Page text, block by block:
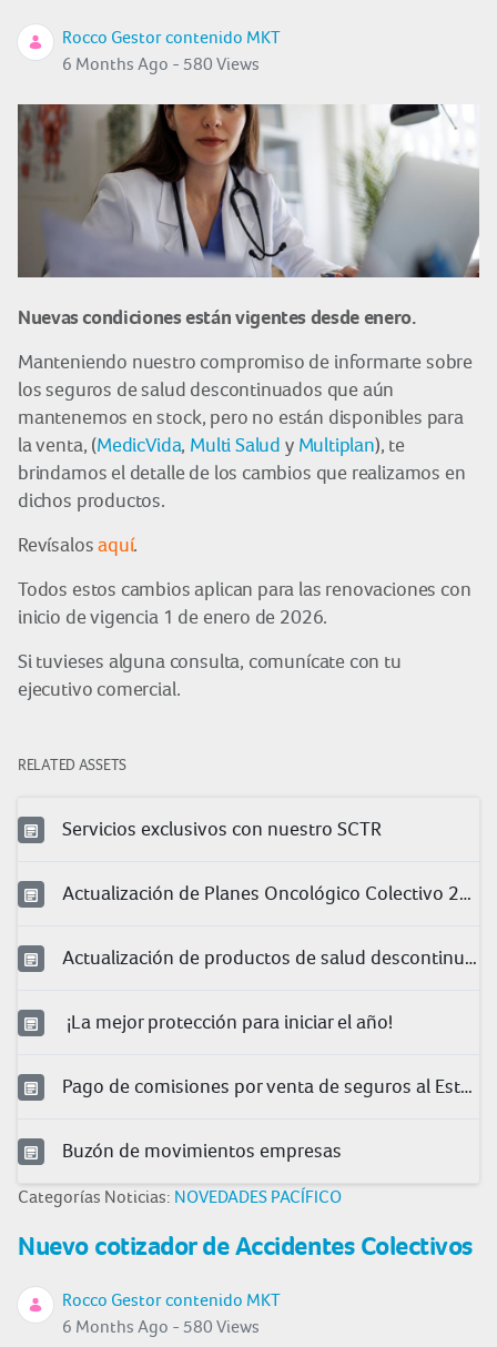
Rocco Gestor contenido MKT
6 Months Ago - 580 Views
Nuevas condiciones están vigentes desde enero.
Manteniendo nuestro compromiso de informarte sobre
los seguros de salud descontinuados que aún
mantenemos en stock, pero no están disponibles para
la venta, (MedicVida, Multi Salud y Multiplan), te
brindamos el detalle de los cambios que realizamos en
dichos productos.
Revísalosaquí.
Todos estos cambios aplican para las renovaciones con
inicio de vigencia 1 de enero de 2026.
Si tuvieses alguna consulta, comunícate con tu
ejecutivo comercial.
RELATED ASSETS
Servicios exclusivos con nuestro SCTR
Actualización de Planes Oncológico Colectivo 2025
Actualización de productos de salud descontinuados 2026
¡La mejor protección para iniciar el año!
Pago de comisiones por venta de seguros al Estado
Buzón de movimientos empresas
Categorías Noticias: NOVEDADES PACÍFICO
Nuevo cotizador de Accidentes Colectivos
Rocco Gestor contenido MKT
6 Months Ago - 580 Views